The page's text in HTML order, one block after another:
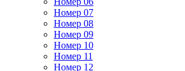
Номер 07
Номер 08
Номер 09
Номер 10
Номер 11
Номер 12